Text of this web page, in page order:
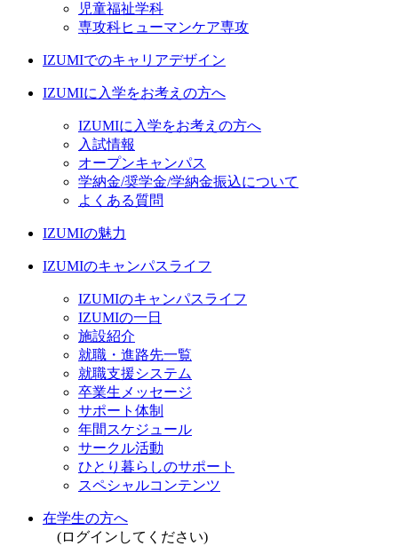
児童福祉学科
専攻科ヒューマンケア専攻
IZUMIでのキャリアデザイン
IZUMIに入学をお考えの方へ
IZUMIに入学をお考えの方へ
入試情報
オープンキャンパス
学納金/奨学金/学納金振込について
よくある質問
IZUMIの魅力
IZUMIのキャンパスライフ
IZUMIのキャンパスライフ
IZUMIの一日
施設紹介
就職・進路先一覧
就職支援システム
卒業生メッセージ
サポート体制
年間スケジュール
サークル活動
ひとり暮らしのサポート
スペシャルコンテンツ
在学生の方へ
(ログインしてください)